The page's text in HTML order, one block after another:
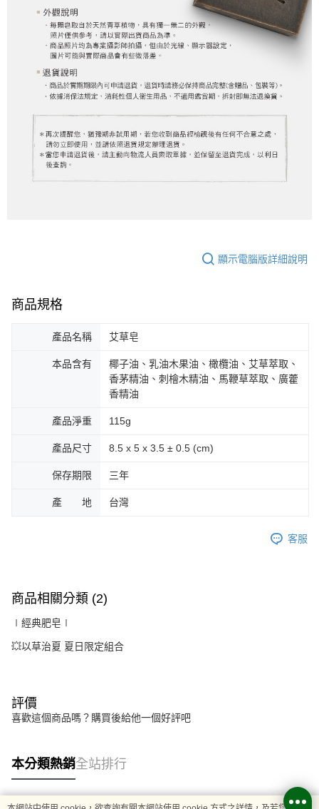
顯示電腦版詳細說明
商品規格
產品名稱 艾草皂
本品含有
椰子油、乳油木果油、橄欖油、艾草萃取、
香茅精油、刺檜木精油、馬鞭草萃取、廣藿
香精油
產品淨重 115g
產品尺寸 8.5 x 5 x 3.5 ± 0.5 (cm)
保存期限 三年
產 地 台灣
客服
商品相關分類 (2)
∣經典肥皂∣
💥以草治夏 夏日限定組合
評價
喜歡這個商品嗎？購買後給他一個好評吧
本分類熱銷全站排行